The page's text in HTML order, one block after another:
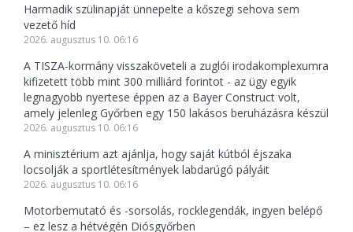
Harmadik szülinapját ünnepelte a kőszegi sehova sem
vezető híd
2026. augusztus 10. 06:16
A TISZA-kormány visszaköveteli a zuglói irodakomplexumra
kifizetett több mint 300 milliárd forintot - az ügy egyik
legnagyobb nyertese éppen az a Bayer Construct volt,
amely jelenleg Győrben egy 150 lakásos beruházásra készül
2026. augusztus 10. 06:16
A minisztérium azt ajánlja, hogy saját kútból éjszaka
locsolják a sportlétesítmények labdarúgó pályáit
2026. augusztus 10. 06:16
Motorbemutató és -sorsolás, rocklegendák, ingyen belépő
– ez lesz a hétvégén Diósgyőrben